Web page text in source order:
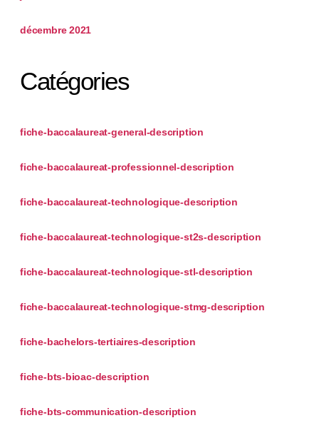
décembre 2021
Catégories
fiche-baccalaureat-general-description
fiche-baccalaureat-professionnel-description
fiche-baccalaureat-technologique-description
fiche-baccalaureat-technologique-st2s-description
fiche-baccalaureat-technologique-stl-description
fiche-baccalaureat-technologique-stmg-description
fiche-bachelors-tertiaires-description
fiche-bts-bioac-description
fiche-bts-communication-description